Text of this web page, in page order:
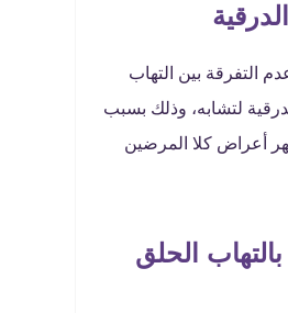
التفرقة بين التهاب
لتشابه، وذلك بسبب
أعراض كلا المرضين
الحلق